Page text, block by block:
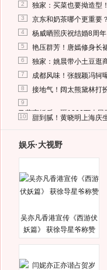
2 独家：买菜也要拗造型
3 京东和奶茶哪个更重要
4 杨威晒照庆祝结婚8周
5 艳压群芳！唐嫣修身长
6 独家：姚晨带小土豆逛
7 成都风味！张靓颖冯轲
8 接地气！阔太熊黛林打
9
马蓉离婚后，砸1000万人民
10 甜到腻！黄晓明上海庆
娱乐·大视野
吴亦凡香港宣传《西游伏
妖篇》 获徐导星爷称赞